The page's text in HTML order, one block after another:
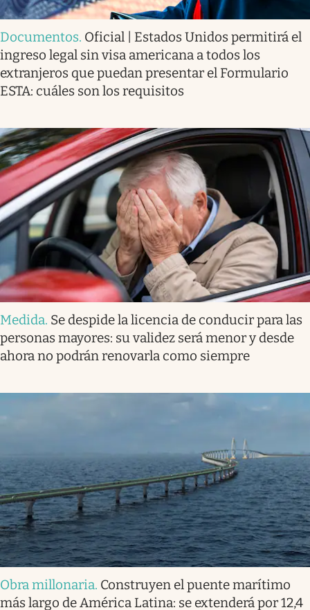
Documentos. Oficial | Estados Unidos permitirá el
ingreso legal sin visa americana a todos los
extranjeros que puedan presentar el Formulario
ESTA: cuáles son los requisitos
Medida. Se despide la licencia de conducir para las
personas mayores: su validez será menor y desde
ahora no podrán renovarla como siempre
Obra millonaria. Construyen el puente marítimo
más largo de América Latina: se extenderá por 12,4